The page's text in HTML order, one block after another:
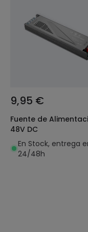
9,95 €
Fuente de
48V DC
En Stock, entrega
24/48h